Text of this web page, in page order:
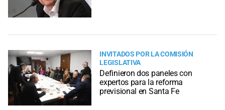
INVITADOS POR LA COMISIÓN
LEGISLATIVA
Definieron dos paneles con
expertos para la reforma
previsional en Santa Fe